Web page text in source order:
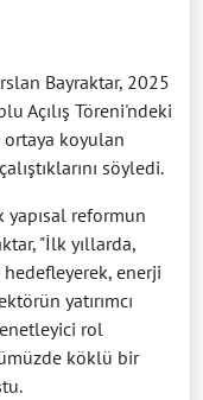
Bayraktar, 2025
Açılış Töreni'ndeki
koyulan
söyledi.
reformun
"İlk yıllarda,
hedefleyerek, enerji
yatırımcı
rol
köklü bir